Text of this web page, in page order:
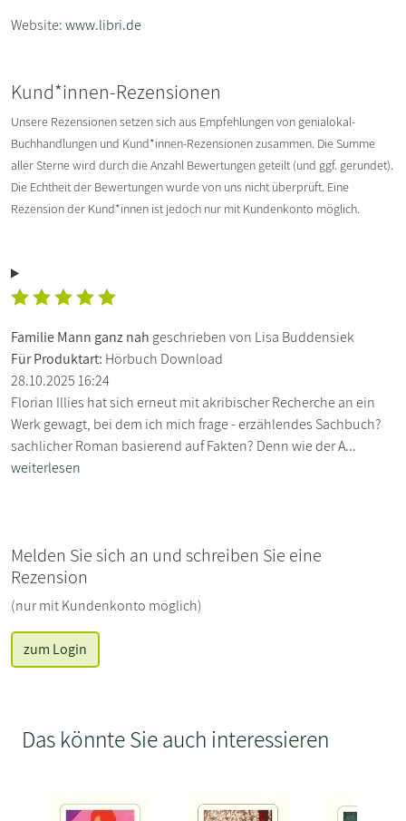
Website:www.libri.de
Kund*innen-Rezensionen
Unsere Rezensionen setzen sich aus Empfehlungen von genialokal-
Buchhandlungen und Kund*innen-Rezensionen zusammen. Die Summe
aller Sterne wird durch die Anzahl Bewertungen geteilt (und ggf. gerundet).
Die Echtheit der Bewertungen wurde von uns nicht überprüft. Eine
Rezension der Kund*innen ist jedoch nur mit Kundenkonto möglich.
Familie Mann ganz nah geschrieben von Lisa Buddensiek
Für Produktart: Hörbuch Download
28.10.2025 16:24
Florian Illies hat sich erneut mit akribischer Recherche an ein
Werk gewagt, bei dem ich mich frage - erzählendes Sachbuch?
sachlicher Roman basierend auf Fakten? Denn wie der A...
weiterlesen
Melden Sie sich an und schreiben Sie eine
Rezension
(nur mit Kundenkonto möglich)
zum Login
Das könnte Sie auch interessieren